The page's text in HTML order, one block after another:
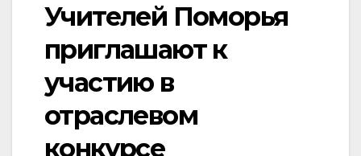
Учителей Поморья
приглашают к
участию в
отраслевом
конкурсе